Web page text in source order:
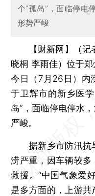
个“孤岛”，面临停电
形势严峻
【财新网】（
晓桐 李雨佳）位于
今日（7月26日）内
于卫辉市的新乡医
岛”，面临停电停水
严峻。
据新乡市防汛抗
涝严重，因车辆较
救援。“中国气象爱
是多方面的，上游